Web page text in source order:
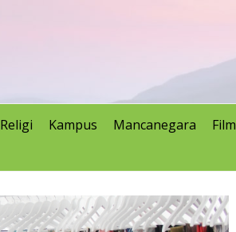
Religi Kampus Mancanegara Film